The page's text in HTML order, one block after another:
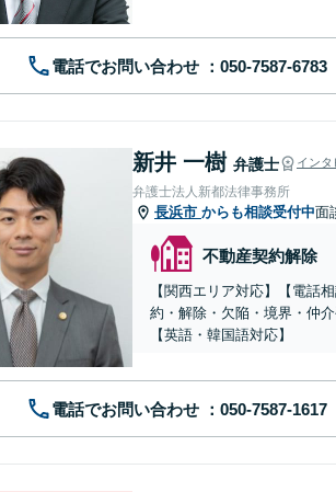
電話でお問い合わせ
新井 一樹 弁護士 インタ
弁護士法人新都法律事務所
長浜市 からも相談受付中面
不動産契約解除
【関西エリア対応】【電話
約・解除・欠陥・境界・仲
【英語・韓国語対応】
電話でお問い合わせ